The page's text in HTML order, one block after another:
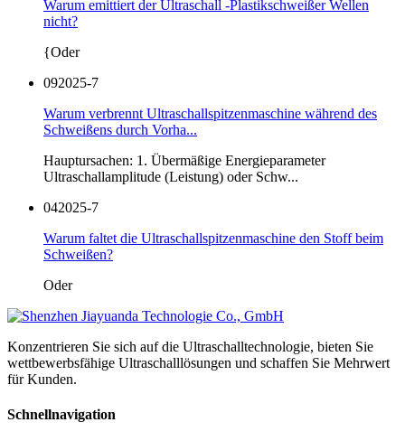
Warum emittiert der Ultraschall -Plastikschweißer Wellen
nicht?
{Oder
092025-7
Warum verbrennt Ultraschallspitzenmaschine während des
Schweißens durch Vorha...
Hauptursachen: 1. Übermäßige Energieparameter
Ultraschallamplitude (Leistung) oder Schw...
042025-7
Warum faltet die Ultraschallspitzenmaschine den Stoff beim
Schweißen?
Oder
Konzentrieren Sie sich auf die Ultraschalltechnologie, bieten Sie
wettbewerbsfähige Ultraschalllösungen und schaffen Sie Mehrwert
für Kunden.
Schnellnavigation